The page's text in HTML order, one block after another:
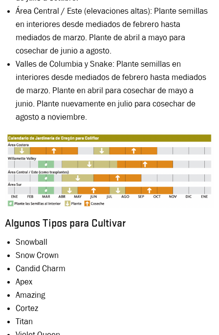
Área Central / Este (elevaciones altas): Plante semillas
en interiores desde mediados de febrero hasta
mediados de marzo. Plante de abril a mayo para
cosechar de junio a agosto.
Valles de Columbia y Snake: Plante semillas en
interiores desde mediados de febrero hasta mediados
de marzo. Plante en abril para cosechar de mayo a
junio. Plante nuevamente en julio para cosechar de
agosto a noviembre.
Algunos Tipos para Cultivar
Snowball
Snow Crown
Candid Charm
Apex
Amazing
Cortez
Titan